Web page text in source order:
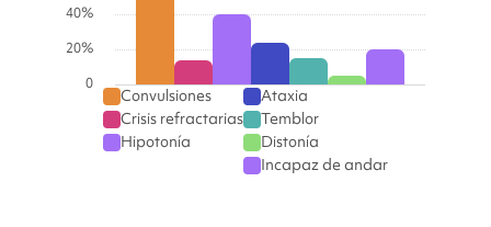
40%
20%
0
Convulsiones
Crisis refractarias
Hipotonía
Ataxia
Temblor
Distonía
Incapaz de andar